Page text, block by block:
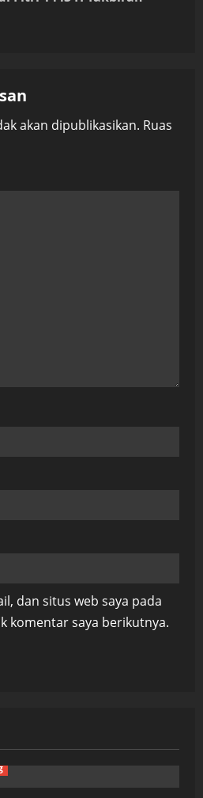
akan dipublikasikan. Ruas
dan situs web saya pada
komentar saya berikutnya.